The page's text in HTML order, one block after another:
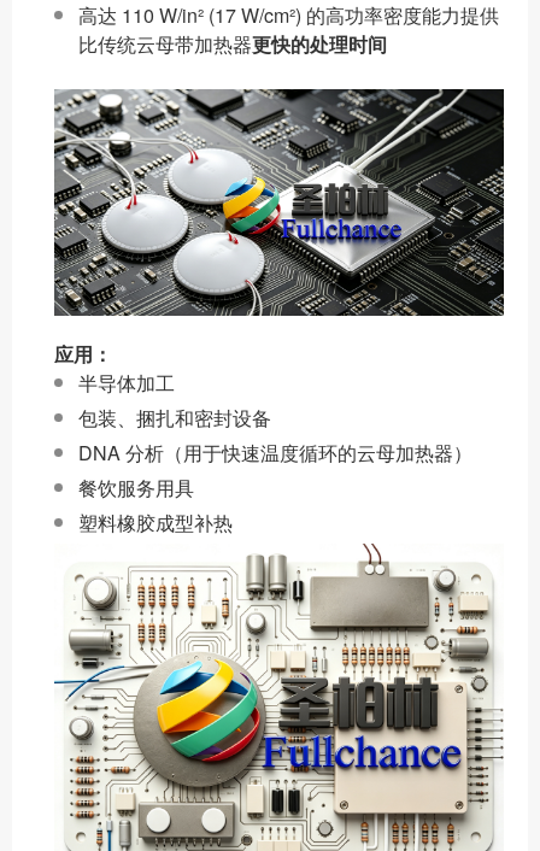
高达 110 W/in² (17 W/cm²) 的高功率密度能力提供
比传统云母带加热器更快的处理时间
应用：
半导体加工
包装、捆扎和密封设备
DNA 分析（用于快速温度循环的云母加热器）
餐饮服务用具
塑料橡胶成型补热